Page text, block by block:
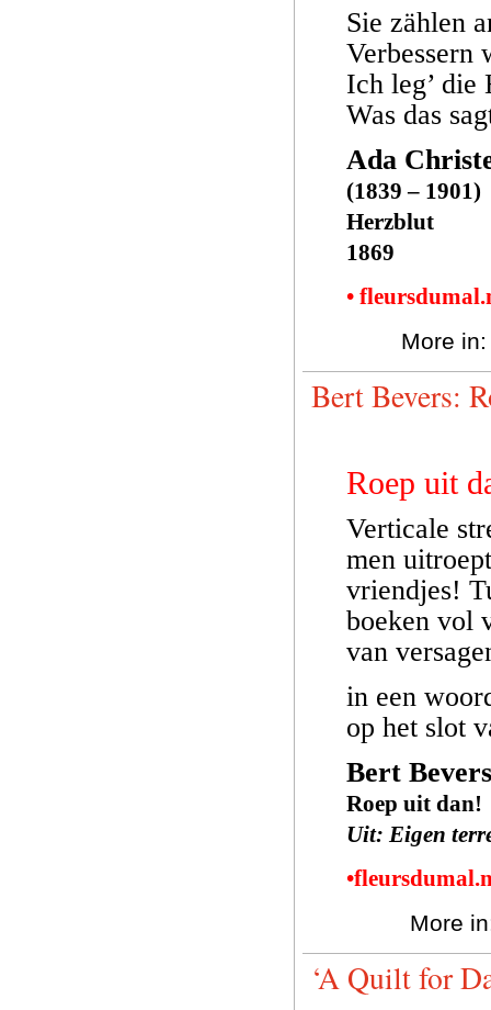
Sie zählen
Verbessern
Ich leg’ die
Was das
Ada
(1839 – 1901)
Herzblut
1869
•
More in:
Bert Bevers:
Roep uit
Verticale
men
vriendjes!
boeken vol
van
in een
op het slot
Bert Bevers
Roep uit dan!
Uit: Eigen
More
‘A Quilt for